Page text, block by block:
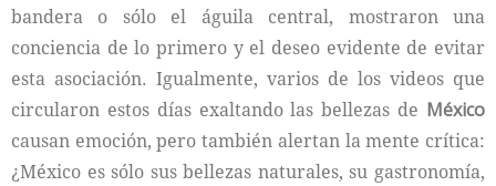
bandera o sólo el águila central, mostraron una
conciencia de lo primero y el deseo evidente de evitar
esta asociación. Igualmente, varios de los videos que
circularon estos días exaltando las bellezas de México
causan emoción, pero también alertan la mente crítica:
¿México es sólo sus bellezas naturales, su gastronomía,